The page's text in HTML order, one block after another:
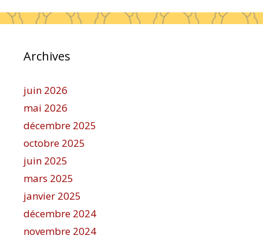
Archives
juin 2026
mai 2026
décembre 2025
octobre 2025
juin 2025
mars 2025
janvier 2025
décembre 2024
novembre 2024